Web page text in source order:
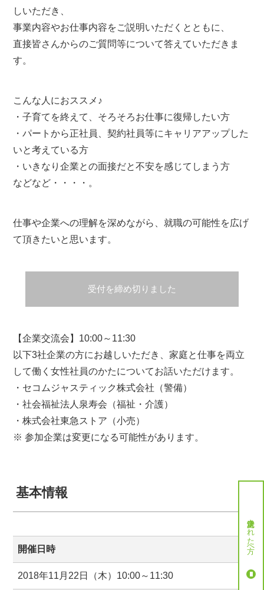
しいただき、
事業内容やお仕事内容をご説明いただくとともに、
直接皆さんからのご質問等について答えていただきま
す。
こんな人におススメ♪
・子育てを終えて、そろそろお仕事に復帰したい方
・パートから正社員、契約社員等にキャリアアップした
いと考えている方
・いきなり企業との面接だと不安を感じてしまう方
などなど・・・・。
仕事や企業への理解を深めながら、就職の可能性を広げ
て頂きたいと思います。
受付を締め切りました
【企業交流会】10:00～11:30
以下3社企業の方にお越しいただき、家庭と仕事を両立
して働く女性社員のかたについてお話いただけます。
・セコムジャスティック株式会社（警備）
・社会福祉法人泉寿会（福祉・介護）
・株式会社東急ストア（小売）
※ 参加企業は変更になる可能性があります。
基本情報
開催日時
2018年11月22日（木）10:00～11:30
就労決定された方へ